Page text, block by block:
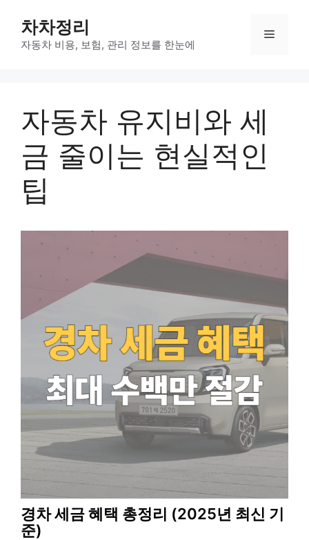
content
차차정리
자동차 비용, 보험, 관리 정보를 한눈에
Menu
자동차 유지비와 세
금 줄이는 현실적인
팁
경차 세금 혜택 총정리 (2025년 최신 기
준)